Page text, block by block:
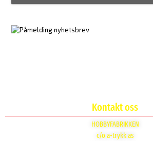
Kontakt oss
HOBBYFABRIKKEN
c/o a-trykk as